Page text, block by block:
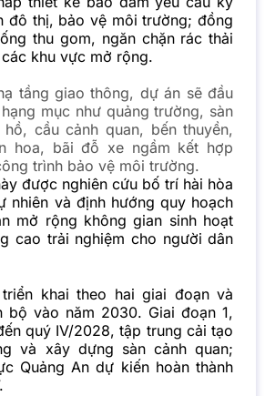
đô thị, bảo vệ môi trường; đồng
thu gom, ngăn chặn rác thải
khu vực mở rộng.
tầng giao thông, dự án sẽ đầu
mục như quảng trường, sàn
cầu cảnh quan, bến thuyền,
hoa, bãi đỗ xe ngầm kết hợp
trình bảo vệ môi trường.
được nghiên cứu bố trí hài hòa
nhiên và định hướng quy hoạch
mở rộng không gian sinh hoạt
cao trải nghiệm cho người dân
khai theo hai giai đoạn và
bộ vào năm 2030. Giai đoạn 1,
quý IV/2028, tập trung cải tạo
và xây dựng sàn cảnh quan;
Quảng An dự kiến hoàn thành